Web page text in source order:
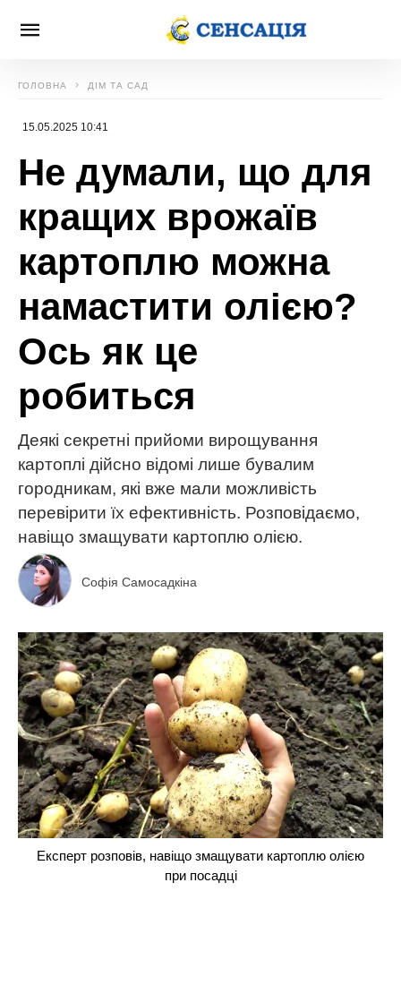
ГОЛОВНА ДІМ ТА САД
15.05.2025 10:41
Не думали, що для
кращих врожаїв
картоплю можна
намастити олією?
Ось як це
робиться
Деякі секретні прийоми вирощування
картоплі дійсно відомі лише бувалим
городникам, які вже мали можливість
перевірити їх ефективність. Розповідаємо,
навіщо змащувати картоплю олією.
Софія Самосадкіна
Експерт розповів, навіщо змащувати картоплю олією
при посадці